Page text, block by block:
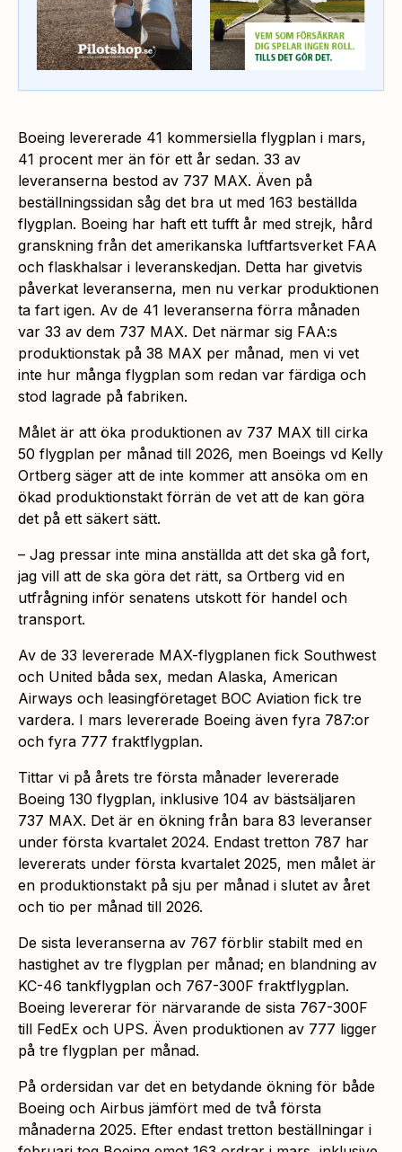
Boeing levererade 41 kommersiella flygplan i mars,
41 procent mer än för ett år sedan. 33 av
leveranserna bestod av 737 MAX. Även på
beställningssidan såg det bra ut med 163 beställda
flygplan. Boeing har haft ett tufft år med strejk, hård
granskning från det amerikanska luftfartsverket FAA
och flaskhalsar i leveranskedjan. Detta har givetvis
påverkat leveranserna, men nu verkar produktionen
ta fart igen. Av de 41 leveranserna förra månaden
var 33 av dem 737 MAX. Det närmar sig FAA:s
produktionstak på 38 MAX per månad, men vi vet
inte hur många flygplan som redan var färdiga och
stod lagrade på fabriken.
Målet är att öka produktionen av 737 MAX till cirka
50 flygplan per månad till 2026, men Boeings vd Kelly
Ortberg säger att de inte kommer att ansöka om en
ökad produktionstakt förrän de vet att de kan göra
det på ett säkert sätt.
– Jag pressar inte mina anställda att det ska gå fort,
jag vill att de ska göra det rätt, sa Ortberg vid en
utfrågning inför senatens utskott för handel och
transport.
Av de 33 levererade MAX-flygplanen fick Southwest
och United båda sex, medan Alaska, American
Airways och leasingföretaget BOC Aviation fick tre
vardera. I mars levererade Boeing även fyra 787:or
och fyra 777 fraktflygplan.
Tittar vi på årets tre första månader levererade
Boeing 130 flygplan, inklusive 104 av bästsäljaren
737 MAX. Det är en ökning från bara 83 leveranser
under första kvartalet 2024. Endast tretton 787 har
levererats under första kvartalet 2025, men målet är
en produktionstakt på sju per månad i slutet av året
och tio per månad till 2026.
De sista leveranserna av 767 förblir stabilt med en
hastighet av tre flygplan per månad; en blandning av
KC-46 tankflygplan och 767-300F fraktflygplan.
Boeing levererar för närvarande de sista 767-300F
till FedEx och UPS. Även produktionen av 777 ligger
på tre flygplan per månad.
På ordersidan var det en betydande ökning för både
Boeing och Airbus jämfört med de två första
månaderna 2025. Efter endast tretton beställningar i